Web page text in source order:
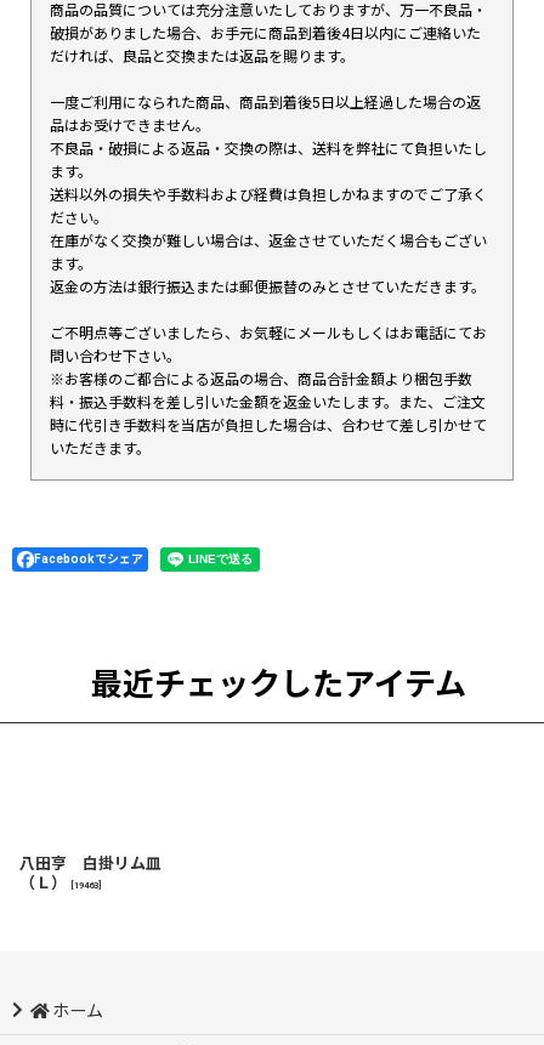
商品の品質については充分注意いたしておりますが、万一不良品・
破損がありました場合、お手元に商品到着後4日以内にご連絡いた
だければ、良品と交換または返品を賜ります。
一度ご利用になられた商品、商品到着後5日以上経過した場合の返
品はお受けできません。
不良品・破損による返品・交換の際は、送料を弊社にて負担いたし
ます。
送料以外の損失や手数料および経費は負担しかねますのでご了承く
ださい。
在庫がなく交換が難しい場合は、返金させていただく場合もござい
ます。
返金の方法は銀行振込または郵便振替のみとさせていただきます。
ご不明点等ございましたら、お気軽にメールもしくはお電話にてお
問い合わせ下さい。
※お客様のご都合による返品の場合、商品合計金額より梱包手数
料・振込手数料を差し引いた金額を返金いたします。また、ご注文
時に代引き手数料を当店が負担した場合は、合わせて差し引かせて
いただきます。
Facebookでシェア
最近チェックしたアイテム
八田亨 白掛リム皿
（Ｌ）
19463
ホーム